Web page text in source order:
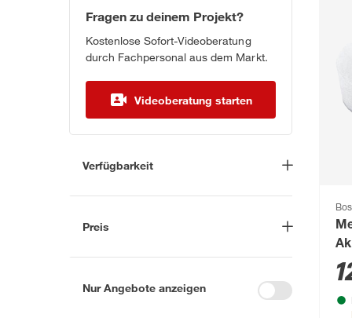
Fragen zu deinem Projekt?
Kostenlose Sofort-Videoberatung
durch Fachpersonal aus dem Markt.
Videoberatung starten
Verfügbarkeit
Lieferung nach Hause (28)
bestellbar (28)
Preis
Nur Angebote anzeigen